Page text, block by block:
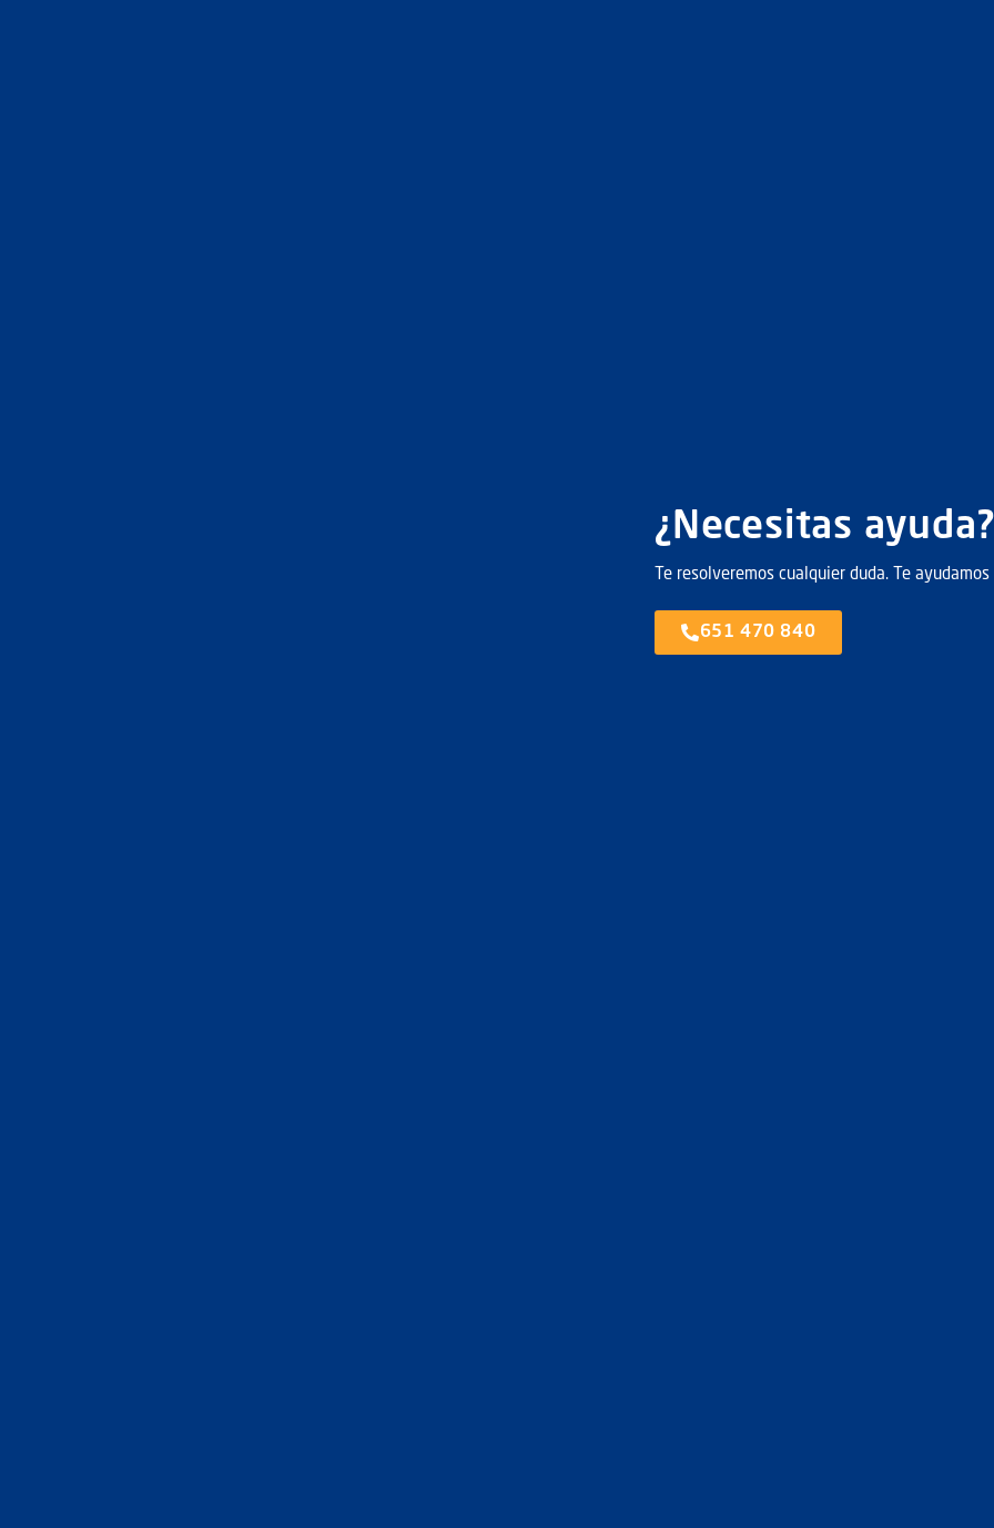
¿Necesitas ayuda?
Te resolveremos cualquier duda. Te
651 470 840